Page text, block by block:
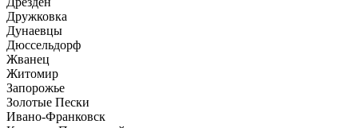
Дружковка
Дунаевцы
Дюссельдорф
Жванец
Житомир
Запорожье
Золотые Пески
Ивано-Франковск